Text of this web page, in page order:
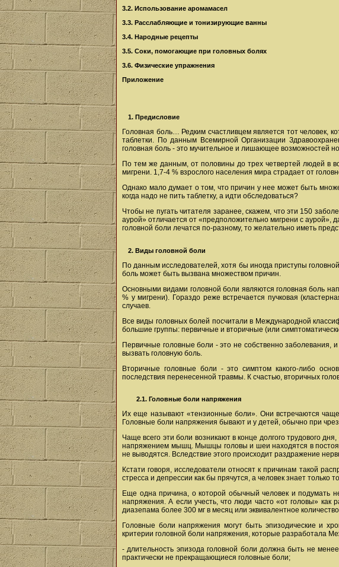
3.2. Использование аромамасел
3.3. Расслабляющие и тонизирующие ванны
3.4. Народные рецепты
3.5. Соки, помогающие при головных болях
3.6. Физические упражнения
Приложение
1. Предисловие
Головная боль… Редким счастливцем является тот человек,
таблетки. По данным Всемирной Организации
головная боль - это мучительное и лишающее возможностей
По тем же данным, от половины до трех четвертей людей в
мигрени. 1,7-4 % взрослого населения мира страдает от
Однако мало думает о том, что причин у нее может быть
когда надо не пить таблетку, а идти обследоваться?
Чтобы не пугать читателя заранее, скажем, что эти 150
аурой» отличается от «предположительно мигрени с аурой»,
головной боли лечатся по-разному, то желательно иметь
2. Виды головной боли
По данным исследователей, хотя бы иногда приступы
боль может быть вызвана множеством причин.
Основными видами головной боли являются головная боль
% у мигрени). Гораздо реже встречается пучковая
случаев.
Все виды головных болей посчитали в Международной
большие группы: первичные и вторичные (или
Первичные головные боли - это не собственно заболевания,
вызвать головную боль.
Вторичные головные боли - это симптом какого-либо
последствия перенесенной травмы. К счастью, вторичных
2.1. Головные боли напряжения
Их еще называют «тензионные боли». Они встречаются
Головные боли напряжения бывают и у детей, обычно при
Чаще всего эти боли возникают в конце долгого трудового
напряжением мышц. Мышцы головы и шеи находятся в
не выводятся. Вследствие этого происходит раздражение
Кстати говоря, исследователи относят к причинам такой
стресса и депрессии как бы прячутся, а человек знает только
Еще одна причина, о которой обычный человек и подумать
напряжения. А если учесть, что люди часто «от головы»
диазепама более 300 мг в месяц или эквивалентное
Головные боли напряжения могут быть эпизодические и
критерии головной боли напряжения, которые разработала
- длительность эпизода головной боли должна быть не
практически не прекращающиеся головные боли;